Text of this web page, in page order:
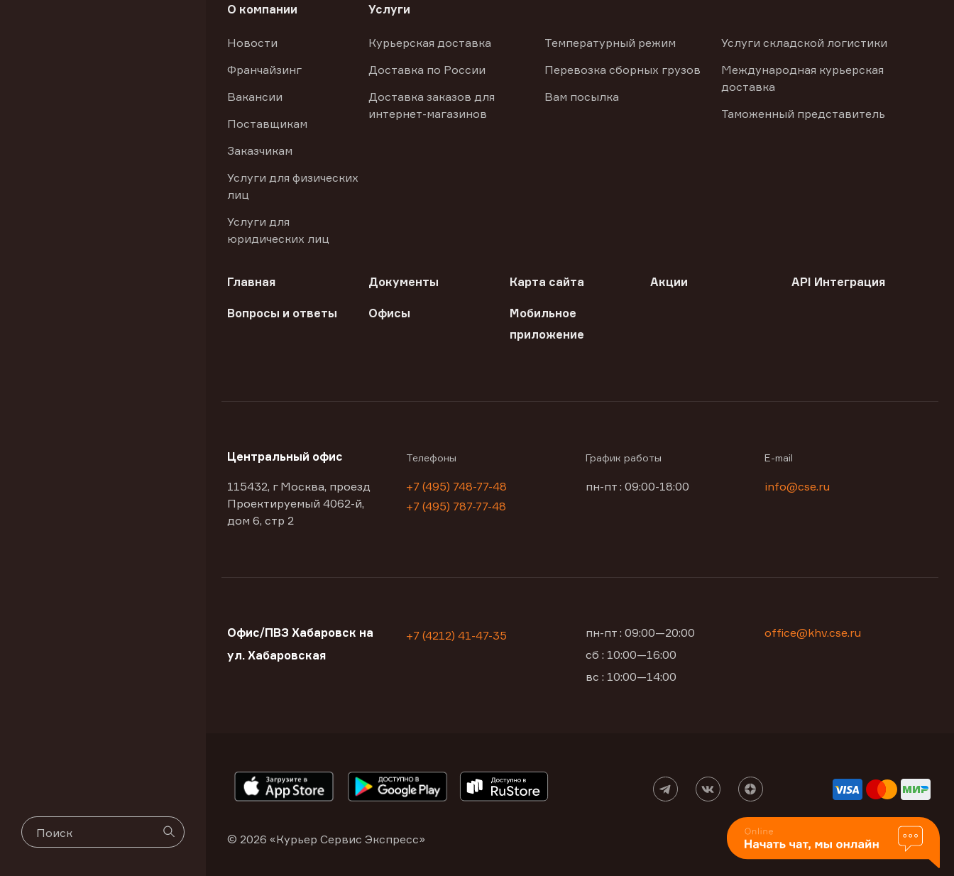
О компании
Новости
Франчайзинг
Вакансии
Поставщикам
Заказчикам
Услуги для физических
лиц
Услуги для
юридических лиц
Услуги
Курьерская доставка
Доставка по России
Доставка заказов для
интернет-магазинов
Температурный режим
Перевозка сборных грузов
Вам посылка
Услуги складской логистики
Международная курьерская
доставка
Таможенный представитель
Главная Документы Карта сайта Акции API Интеграция
Вопросы и ответы Офисы
Мобильное
приложение
Центральный офис
115432, г Москва, проезд
Проектируемый 4062-й,
дом 6, стр 2
Телефоны
+7 (495) 748-77-48
+7 (495) 787-77-48
График работы
пн-пт : 09:00-18:00
E-mail
info@cse.ru
Офис/ПВЗ Хабаровск на
ул. Хабаровская
+7 (4212) 41-47-35
пн-пт : 09:00—20:00
сб : 10:00—16:00
вс : 10:00—14:00
office@khv.cse.ru
© 2026 «Курьер Сервис Экспресс»